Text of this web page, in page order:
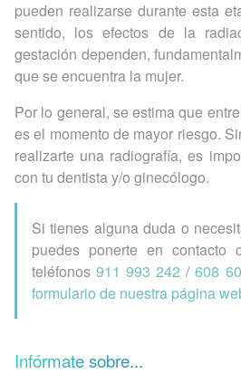
pueden realizarse durante esta
sentido, los efectos de la
gestación dependen,
que se encuentra la mujer.
Por lo general, se estima que
es el momento de mayor riesgo.
realizarte una radiografía, es
con tu dentista y/o ginecólogo.
Si tienes alguna duda o
puedes ponerte en contacto
teléfonos911 993 242 /608
formulario de nuestra página
Infórmate sobre...